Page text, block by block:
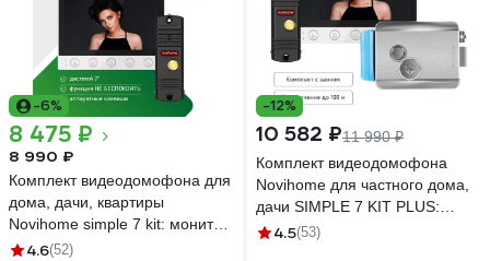
-6%
8 475 ₽
8 990 ₽
Комплект видеодомофона для
дома, дачи, квартиры
Novihome simple 7 kit: монитор
и вызывная панель 4378
4.6(52)
-12%
10 582 ₽11 990 ₽
Комплект видеодомофона
Novihome для частного дома,
дачи SIMPLE 7 KIT PLUS:
монитор, вызывная панель со
4.5(53)